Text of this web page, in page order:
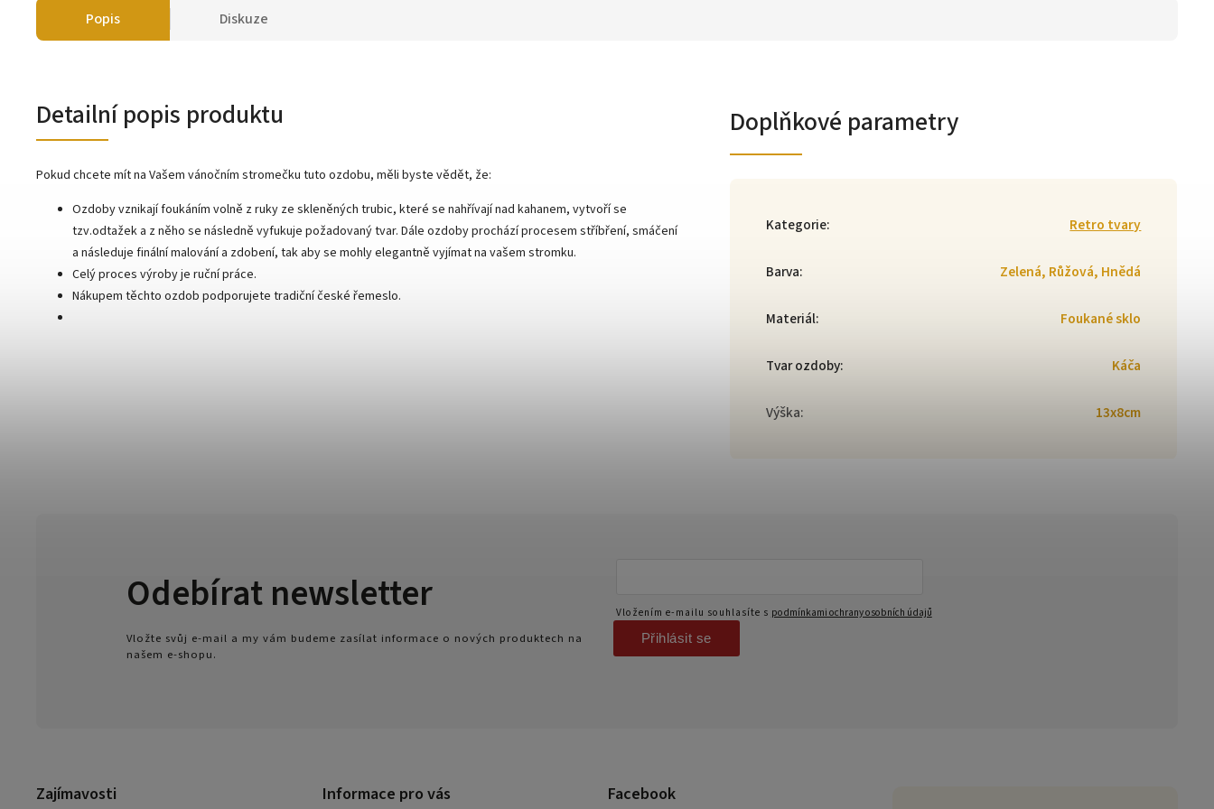
Popis Diskuze
Detailní popis produktu
Pokud chcete mít na Vašem vánočním stromečku tuto ozdobu, měli byste vědět, že:
Ozdoby vznikají foukáním volně z ruky ze skleněných trubic, které se nahřívají nad kahanem, vytvoří se
tzv.odtažek a z něho se následně vyfukuje požadovaný tvar. Dále ozdoby prochází procesem stříbření, smáčení
a následuje finální malování a zdobení, tak aby se mohly elegantně vyjímat na vašem stromku.
Celý proces výroby je ruční práce.
Nákupem těchto ozdob podporujete tradiční české řemeslo.
Doplňkové parametry
Kategorie: Retro tvary
Barva: Zelená, Růžová, Hnědá
Materiál: Foukané sklo
Tvar ozdoby: Káča
Výška: 13x8cm
Zajímavosti
Odebírat newsletter
Vložte svůj e-mail a my vám budeme zasílat informace o nových produktech na
našem e-shopu.
Vložením e-mailu souhlasíte s podmínkami ochrany osobních údajů
Přihlásit se
Informace pro vás Facebook